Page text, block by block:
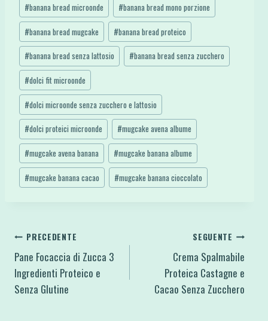
#banana bread microonde #banana bread mono porzione
#banana bread mugcake #banana bread proteico
#banana bread senza lattosio #banana bread senza zucchero
#dolci fit microonde
#dolci microonde senza zucchero e lattosio
#dolci proteici microonde #mugcake avena albume
#mugcake avena banana #mugcake banana albume
#mugcake banana cacao #mugcake banana cioccolato
Navigazione
articoli
PRECEDENTE
Pane Focaccia di Zucca 3
Ingredienti Proteico e
Senza Glutine
SEGUENTE
Crema Spalmabile
Proteica Castagne e
Cacao Senza Zucchero